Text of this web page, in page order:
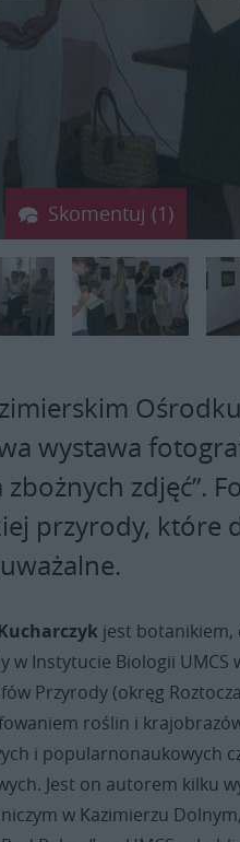
Skomentuj (1)
wystawa
zbożnych zdjęć”.
przyrody, które
jest botanikiem,
w Instytucie Biologii UMCS
Przyrody (okręg
roślin i
i popularnonaukowych
Jest on autorem kilku
w Kazimierzu